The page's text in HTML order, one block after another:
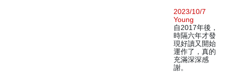
2023/10/7
Young
自2017年後，
時隔六年才發
現好讀又開始
運作了，真的
充滿深深感
謝。